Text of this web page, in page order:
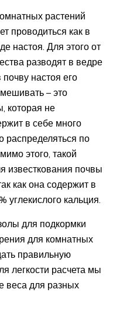
растений
проводиться как в
настоя. Для этого от
разводят в ведре
настоя его
– это
которая не
в себе много
по
этого, такой
известкования почвы
как она содержит в
углекислого кальция.
для подкормки
для комнатных
правильную
легкости расчета мы
веса для разных